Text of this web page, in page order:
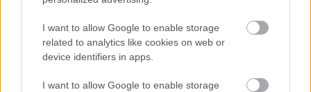
I want to allow Google to enable storage
related to analytics like cookies on web or
device identifiers in apps.
I want to allow Google to enable storage
The Signal (2014)